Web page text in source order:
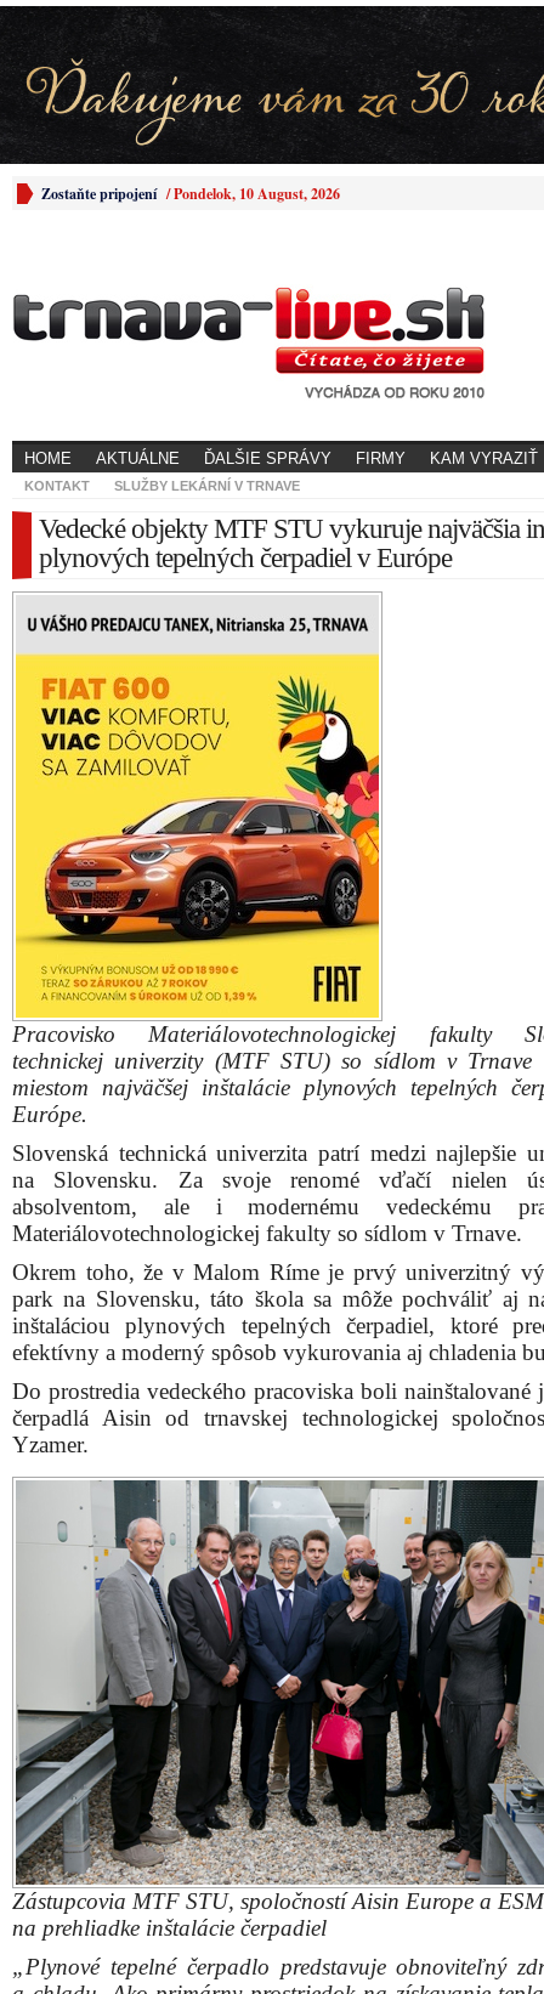
Zostaňte pripojení /Pondelok, 10 August, 2026
HOME AKTUÁLNE ĎALŠIE SPRÁVY FIRMY KAM VYRAZIŤ
KONTAKT SLUŽBY LEKÁRNÍ V TRNAVE
Vedecké objekty MTF STU vykuruje najväčšia
plynových tepelných čerpadiel v Európe
Pracovisko Materiálovotechnologickej fakulty
technickej univerzity (MTF STU) so sídlom v Trnave
miestom najväčšej inštalácie plynových tepelných
Európe.
Slovenská technická univerzita patrí medzi najlepšie
na Slovensku. Za svoje renomé vďačí nielen
absolventom, ale i modernému vedeckému
Materiálovotechnologickej fakulty so sídlom v Trnave.
Okrem toho, že v Malom Ríme je prvý univerzitný
park na Slovensku, táto škola sa môže pochváliť aj
inštaláciou plynových tepelných čerpadiel, ktoré
efektívny a moderný spôsob vykurovania aj chladenia
Do prostredia vedeckého pracoviska boli nainštalované
čerpadlá Aisin od trnavskej technologickej
Yzamer.
Zástupcovia MTF STU, spoločností Aisin Europe a
na prehliadke inštalácie čerpadiel
„Plynové tepelné čerpadlo predstavuje obnoviteľný
a chladu. Ako primárny prostriedok na získavanie
vonkajší vzduch. Vďaka tomu sa dokáže vrátiť
tepelného čerpadla za pomerne krátky čas, a to aj pri
cenách energií,“hovorí Matúš Izakovič, vedúci
integrácie technológií spoločnosti ESM YZAMER.
„Spolupráca s Yzamerom je dlhodobá na
objektoch, ktoré máme v Trnave, a to konkrétne päť
ESM Yzamer nainštaloval najmodernejšiu technológiu
tepelnej a chladiacej techniky, a to bolo pre nás
mementom. Okrem toho, že bude chladiť a ohrievať
kancelárie, učebne, dajú sa plynové tepelné čerpadlá
chladenie niektorých technologických zariadení. To
plus: multivyužitie týchto zariadení,“vyjadril
Materiálovotechnologickej fakulty STU v Trnave Jozef
Najväčšie v Európe